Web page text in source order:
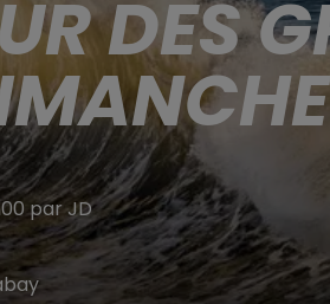
DES
par JD